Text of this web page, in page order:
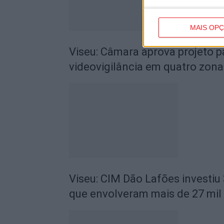
MAIS
Viseu: Câmara aprova projeto
videovigilância em quatro
Viseu: CIM Dão Lafões
que envolveram mais de 27